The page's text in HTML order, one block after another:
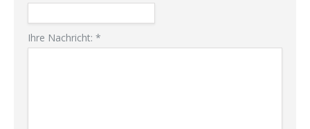
Ihre Nachricht: *